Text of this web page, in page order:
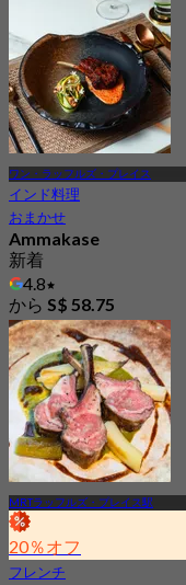
115 予約済み
から
S$ 65.23
ワン・ラッフルズ・プレイス
インド料理
おまかせ
Ammakase
新着
4.8
から S$ 58.75
MRTラッフルズ・プレイス駅
20％オフ
フレンチ